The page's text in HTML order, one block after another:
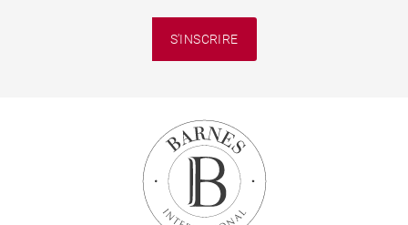
S'INSCRIRE